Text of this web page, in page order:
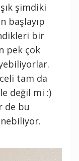
şimdiki
başlayıp
bir
pek çok
tam da
değil mi :)
de bu